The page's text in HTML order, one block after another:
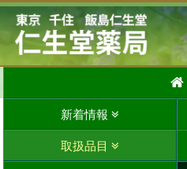
新着情報
取扱品目